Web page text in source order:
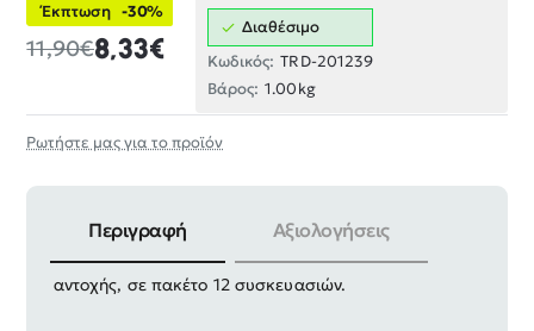
Έκπτωση -30%
8,33€
11,90€
Διαθέσιμο
Κωδικός: TRD-201239
Βάρος: 1.00kg
Ρωτήστε μας για το προϊόν
Περιγραφή Αξιολογήσεις
Ροδέλες ασφαλείας Γκρόβερ γαλβανιζέ, υψηλής
αντοχής, σε πακέτο 12 συσκευασιών.